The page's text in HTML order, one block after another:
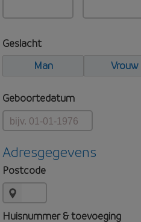
Geslacht
Man
Vrouw
Geboortedatum
Adresgegevens
Postcode
Huisnummer & toevoeging